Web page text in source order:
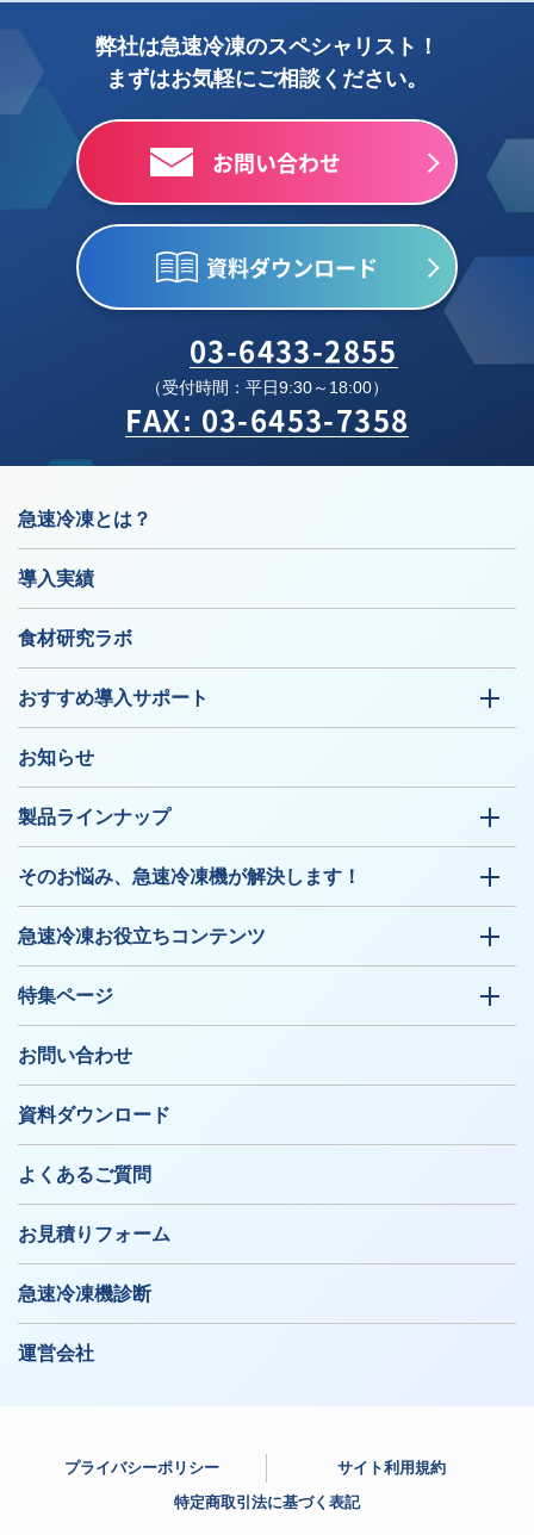
弊社は急速冷凍のスペシャリスト！
まずはお気軽にご相談ください。
お問い合わせ
資料ダウンロード
03-6433-2855
（受付時間：平日9:30～18:00）
FAX: 03-6453-7358
急速冷凍とは？
導入実績
食材研究ラボ
おすすめ導入サポート
お知らせ
製品ラインナップ
そのお悩み、急速冷凍機が解決します！
急速冷凍お役立ちコンテンツ
特集ページ
お問い合わせ
資料ダウンロード
よくあるご質問
お見積りフォーム
急速冷凍機診断
運営会社
プライバシーポリシー
サイト利用規約
特定商取引法に基づく表記